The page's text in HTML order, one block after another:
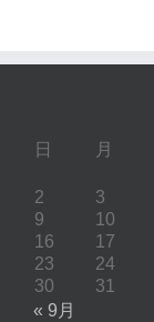
日
月
2
3
9
10
16
17
23
24
30
31
« 9月